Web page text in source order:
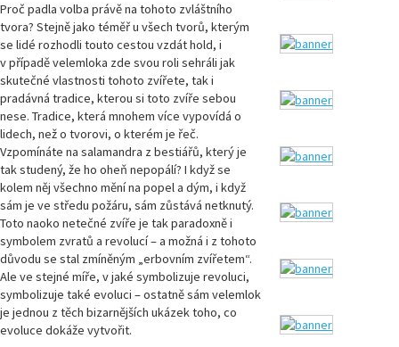
Proč padla volba právě na tohoto zvláštního
tvora? Stejně jako téměř u všech tvorů, kterým
se lidé rozhodli touto cestou vzdát hold, i
v případě velemloka zde svou roli sehráli jak
skutečné vlastnosti tohoto zvířete, tak i
pradávná tradice, kterou si toto zvíře sebou
nese. Tradice, která mnohem více vypovídá o
lidech, než o tvorovi, o kterém je řeč.
Vzpomínáte na salamandra z bestiářů, který je
tak studený, že ho oheň nepopálí? I když se
kolem něj všechno mění na popel a dým, i když
sám je ve středu požáru, sám zůstává netknutý.
Toto naoko netečné zvíře je tak paradoxně i
symbolem zvratů a revolucí – a možná i z tohoto
důvodu se stal zmíněným „erbovním zvířetem“.
Ale ve stejné míře, v jaké symbolizuje revoluci,
symbolizuje také evoluci – ostatně sám velemlok
je jednou z těch bizarnějších ukázek toho, co
evoluce dokáže vytvořit.